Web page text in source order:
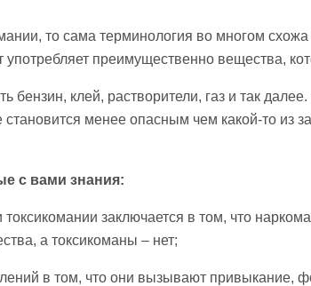
то сама терминология во многом
употребляет преимущественно вещества,
бензин, клей, растворители, газ и так
менее опасным чем какой-то из
с вами знания:
заключается в том, что
а токсикоманы – нет;
в том, что они вызывают привыкание,